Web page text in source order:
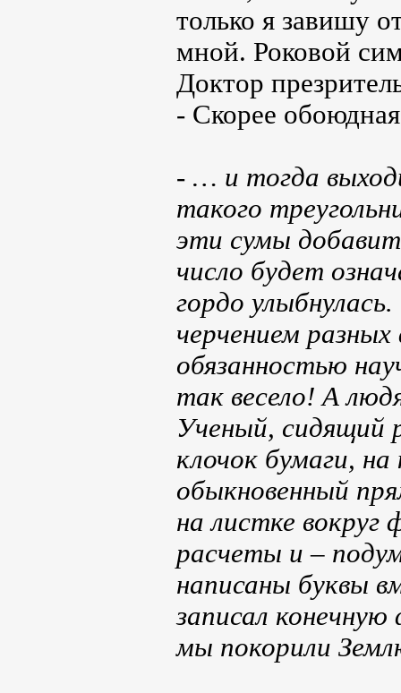
только я завишу
мной. Роковой
Доктор
- Скорее
- … и тогда
такого
эти сумы
число будет
гордо
черчением
обязанностью
так весело! А
Ученый, сидящий
клочок бумаги,
обыкновенный
на листке вокруг
расчеты и –
написаны буквы
записал
мы покорили